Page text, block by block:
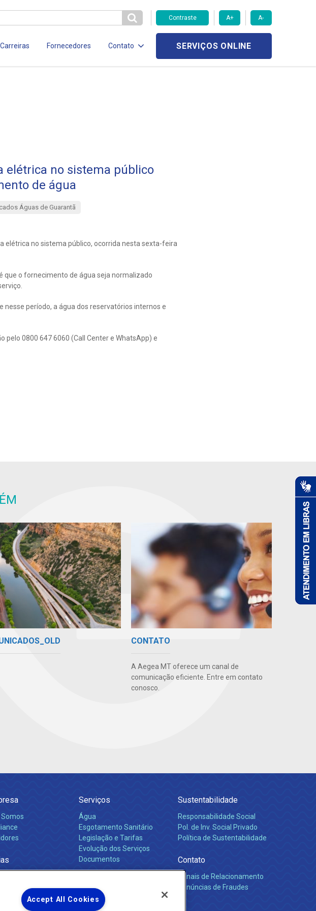
Contraste A+ A-
Carreiras Fornecedores Contato SERVIÇOS ONLINE
elétrica no sistema público
de água
Águas de Guarantã
elétrica no sistema público, ocorrida nesta sexta-feira
que o fornecimento de água seja normalizado
período, a água dos reservatórios internos e
pelo 0800 647 6060 (Call Center e WhatsApp) e
CONTATO
A Aegea MT oferece um canal de
comunicação eficiente. Entre em contato
conosco.
Serviços
Água
Esgotamento Sanitário
Legislação e Tarifas
Evolução dos Serviços
Documentos
Sustentabilidade
Responsabilidade Social
Pol. de Inv. Social Privado
Política de Sustentabilidade
Contato
Canais de Relacionamento
Denúncias de Fraudes
Accept All Cookies